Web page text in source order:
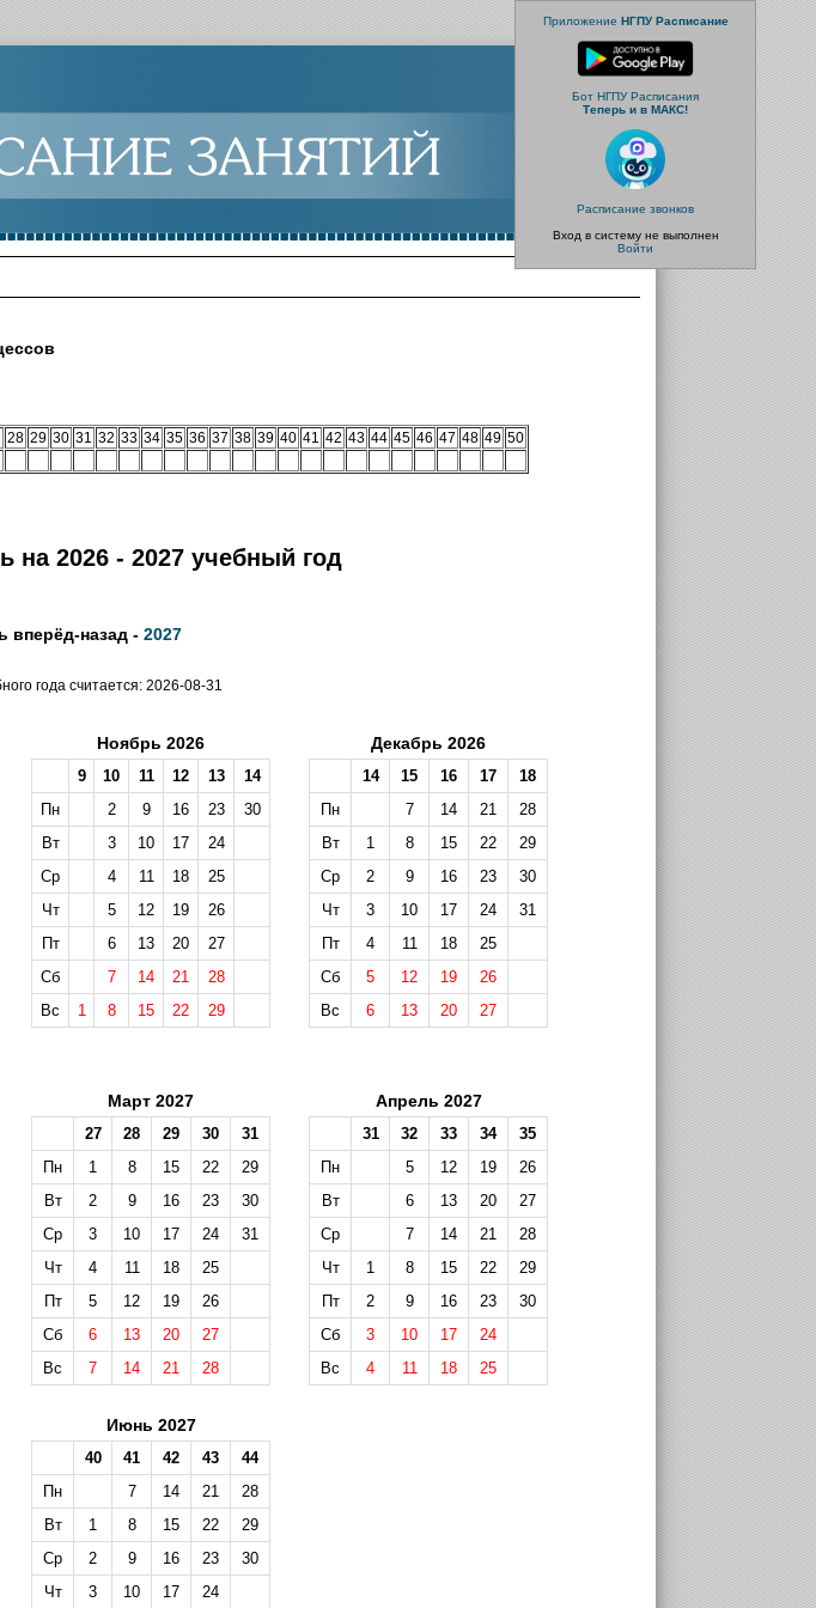
Приложение НГПУ Расписание
Бот НГПУ Расписания
Теперь и в МАКС!
Расписание звонков
Вход в систему не выполнен
Войти
28 29 30 31 32 33 34 35 36 37 38 39 40 41 42 43 44 45 46 47 48 49 50
на 2026 - 2027 учебный год
вперёд-назад - 2027
года считается: 2026-08-31
Ноябрь 2026
9 10 11 12 13
14
Пн
2 9 16 23
30
Вт
3 10 17
24
Ср
4 11 18
25
Чт
5 12 19
26
Пт
6 13 20
27
Сб
7 14 21
28
Вс
1 8 15 22 29
Декабрь 2026
14 15 16 17
18
Пн
7 14 21
28
Вт
1 8 15 22
29
Ср
2 9 16 23
30
Чт
3 10 17 24
31
Пт
4 11 18
25
Сб
5 12 19
26
Вс
6 13 20 27
Март 2027
27 28 29 30
31
Пн
1 8 15 22
29
Вт
2 9 16 23
30
Ср
3 10 17 24
31
Чт
4 11 18
25
Пт
5 12 19
26
Сб
6 13 20
27
Вс
7 14 21 28
Апрель 2027
31 32 33 34
35
Пн
5 12 19
26
Вт
6 13 20
27
Ср
7 14 21
28
Чт
1 8 15 22
29
Пт
2 9 16 23
30
Сб
3 10 17
24
Вс
4 11 18 25
Июнь 2027
40 41 42 43
44
Пн
7 14 21
28
Вт
1 8 15 22
29
Ср
2 9 16 23
30
Чт
3 10 17 24